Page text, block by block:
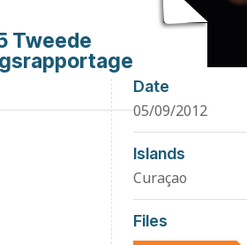
Tweede
Date
05/09/2012
Islands
Curaçao
Files